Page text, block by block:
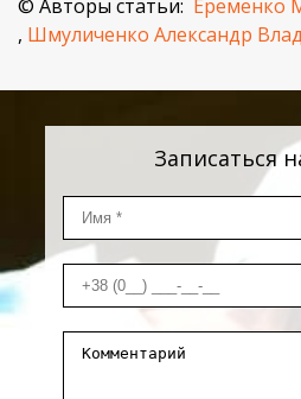
© Авторы статьи: Еременко
, Шмуличенко Александр
Записаться